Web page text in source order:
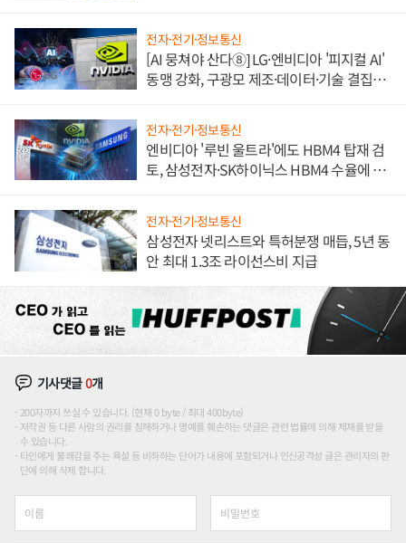
전자·전기·정보통신
[AI 뭉쳐야 산다⑧] LG·엔비디아 '피지컬 AI'
동맹 강화, 구광모 제조·데이터·기술 결집
전자·전기·정보통신
엔비디아 '루빈 울트라'에도 HBM4 탑재 검
토, 삼성전자·SK하이닉스 HBM4 수율에 주
전자·전기·정보통신
삼성전자 넷리스트와 특허분쟁 매듭, 5년 동
안 최대 1.3조 라이선스비 지급
기사댓글0개
200자까지 쓰실 수 있습니다. (현재 0 byte / 최대 400byte)
저작권 등 다른 사람의 권리를 침해하거나 명예를 훼손하는 댓글은 관련 법률에 의해 제재를 받을
수 있습니다.
타인에게 불쾌감을 주는 욕설 등 비하하는 단어가 내용에 포함되거나 인신공격성 글은 관리자의 판
단에 의해 삭제 합니다.